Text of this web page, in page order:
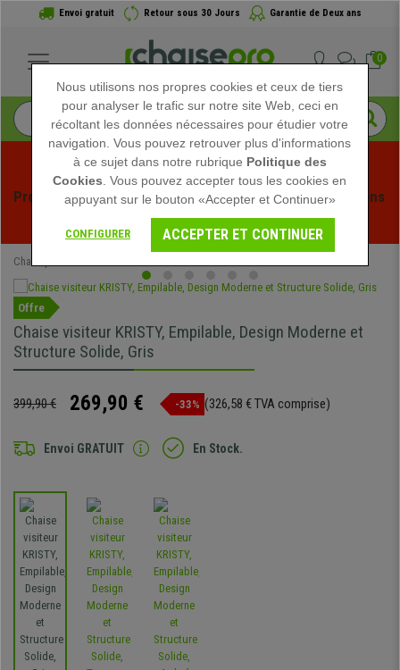
Envoi gratuit Retour sous 30 Jours Garantie de Deux ans
0
Profitez des soldes d'été chez Chaisepro ! Des réductions
exclusives pour une durée limitée - Voir l'offre
Chaisepro
Offre
Chaise visiteur KRISTY, Empilable, Design Moderne et
Structure Solide, Gris
399,90 € 269,90 € -33% (326,58 € TVA comprise)
Envoi GRATUIT En Stock.
Nous utilisons nos propres cookies et ceux de tiers
pour analyser le trafic sur notre site Web, ceci en
récoltant les données nécessaires pour étudier votre
navigation. Vous pouvez retrouver plus d'informations
à ce sujet dans notre rubrique Politique des
Cookies . Vous pouvez accepter tous les cookies en
appuyant sur le bouton «Accepter et Continuer»
CONFIGURER ACCEPTER ET CONTINUER